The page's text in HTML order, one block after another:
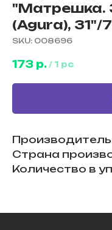
"Матрешка.
(Agura), 31"/
SKU: 008696
173 р. / 1 pc
Страна
Количество в